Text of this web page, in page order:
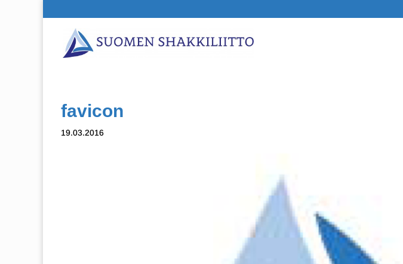
favicon
19.03.2016